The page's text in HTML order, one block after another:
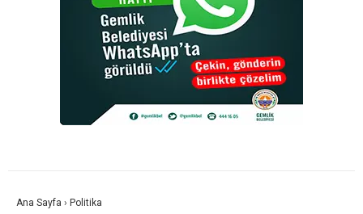
Ana Sayfa › Politika